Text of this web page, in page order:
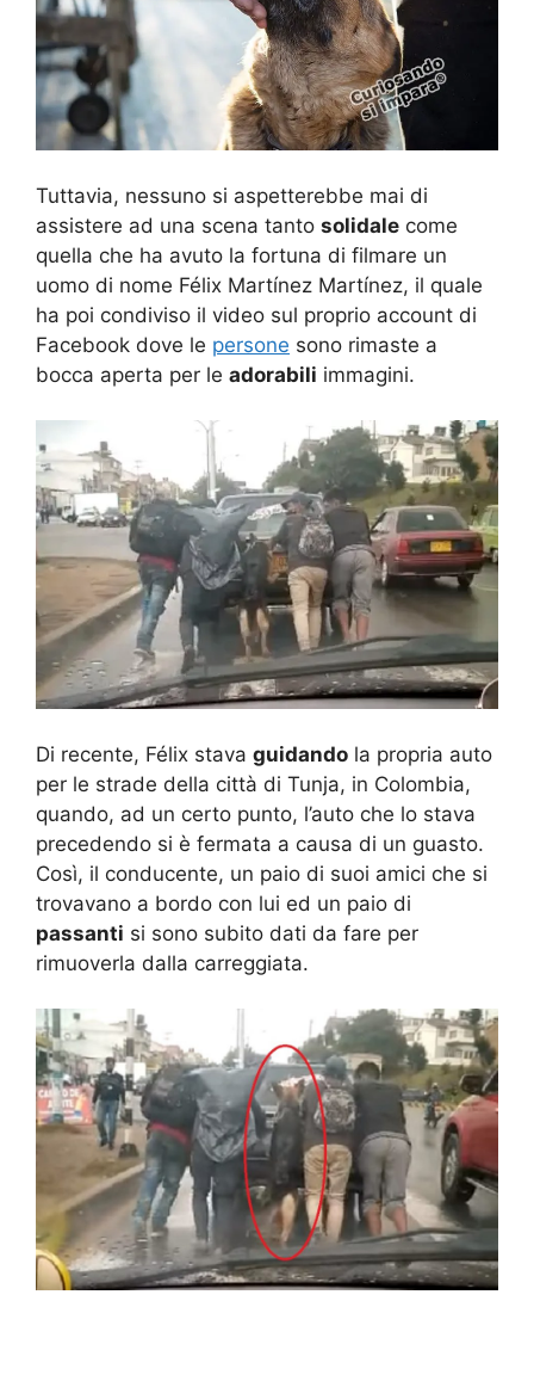
Tuttavia, nessuno si aspetterebbe mai di
assistere ad una scena tanto solidale come
quella che ha avuto la fortuna di filmare un
uomo di nome Félix Martínez Martínez, il quale
ha poi condiviso il video sul proprio account di
Facebook dove le persone sono rimaste a
bocca aperta per le adorabili immagini.
Di recente, Félix stava guidando la propria auto
per le strade della città di Tunja, in Colombia,
quando, ad un certo punto, l’auto che lo stava
precedendo si è fermata a causa di un guasto.
Così, il conducente, un paio di suoi amici che si
trovavano a bordo con lui ed un paio di
passanti si sono subito dati da fare per
rimuoverla dalla carreggiata.